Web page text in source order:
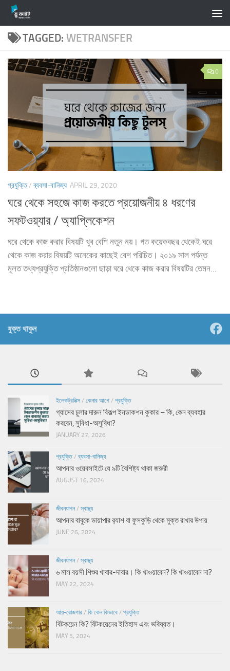
Skip to content
TAGGED: WETRANSFER
0
প্রযুক্তি/ব্যবসা-বানিজ্য APRIL 29, 2020
ঘরে থেকে সহজে কাজ করতে প্রয়োজনীয় ৪ ধরণের
সফটওয়্যার / অ্যাপ্লিকেশন
ঘরে থেকে কাজ করার বিষয়টি খুব বেশি নতুন নয়। গত কয়েকবছর থেকেই ঘরে
থেকে কাজ করার বিষয়টি অনেকের কাছেই বেশ পরিচিত। ২০১৯ সাল পর্যন্ত
মূলত তথ্যপ্রযুক্তি প্রতিষ্ঠানগুলো ছাড়া ঘরে থেকে কাজ করার বিষয়টির তেমন...
যুক্ত থাকুন
ইলেকট্রনিক্স / কেনার আগে / প্রযুক্তি
গ্যাসের চুলার দারুন বিকল্প ইনডাকশন কুকার – কি, কেন ব্যবহার
করবেন, সুবিধা-অসুবিধা?
JANUARY 27, 2026
প্রযুক্তি /ব্যবসা-বানিজ্য
আপনার ওয়েবসাইটে যে ৯টি বৈশিষ্ট্য থাকা জরুরী
AUGUST 16, 2024
জীবনযাপন/স্বাস্থ্য
আপনার বাবুকে ডায়াপার র‍্যাশ বা ফুসকুড়ি থেকে মুক্ত রাখার উপায়
JUNE 26, 2024
জীবনযাপন/স্বাস্থ্য
৬ মাস বয়সী শিশুর খাবার-দাবার। কি খাওয়াবেন? কি খাওয়াবেন না?
MAY 22, 2024
আয়-রোজগার / কি কেন কিভাবে / প্রযুক্তি
বিটকয়েন কি? বিটকয়েনের ইতিহাস এবং ভবিষ্যত।
MAY 5, 2024